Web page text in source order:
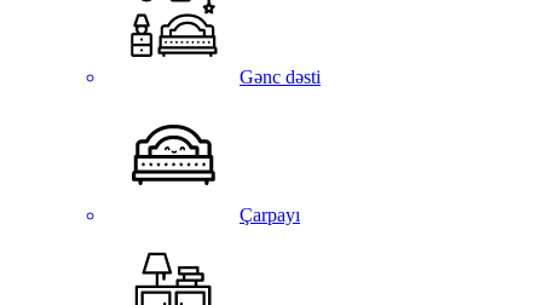
Gənc dəsti
Çarpayı